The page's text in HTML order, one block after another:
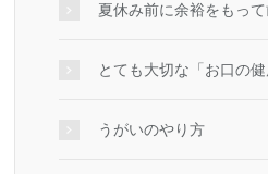
夏休み前に余裕をもっ
とても大切な「お口の健
うがいのやり⽅